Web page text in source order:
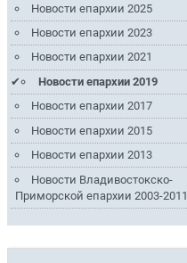
Новости епархии 2025
Новости епархии 2023
Новости епархии 2021
Новости епархии 2019
Новости епархии 2017
Новости епархии 2015
Новости епархии 2013
Новости Владивостокско-
Приморской епархии 2003-2011